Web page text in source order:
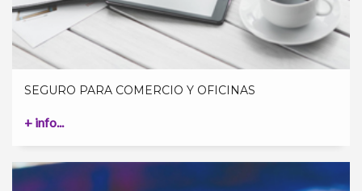
SEGURO PARA COMERCIO Y OFICINAS
+ info...